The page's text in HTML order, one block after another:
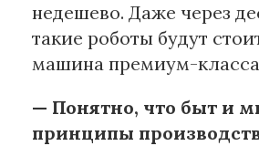
недешево. Даже через
такие роботы будут
машина премиум-
— Понятно, что быт и
принципы